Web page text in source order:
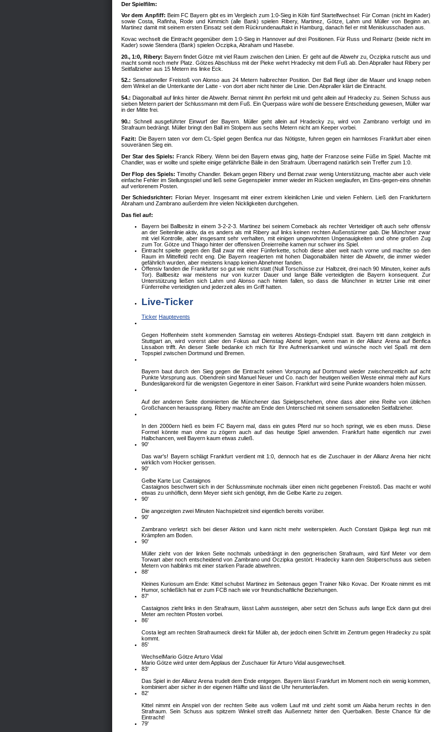
Der Spielfilm:
Vor dem Anpfiff: Beim FC Bayern gibt es im Vergleich zum 1:0-Sieg in Köln fünf Startelfwechsel: Für Coman (nicht im Kader)
sowie Costa, Rafinha, Rode und Kimmich (alle Bank) spielen Ribery, Martinez, Götze, Lahm und Müller von Beginn an.
Martinez damit mit seinem ersten Einsatz seit dem Rückrundenauftakt in Hamburg, danach fiel er mit Meniskusschaden aus.
Kovac wechselt die Eintracht gegenüber dem 1:0-Sieg in Hannover auf drei Positionen. Für Russ und Reinartz (beide nicht im
Kader) sowie Stendera (Bank) spielen Oczipka, Abraham und Hasebe.
20., 1:0, Ribery: Bayern findet Götze mit viel Raum zwischen den Linien. Er geht auf die Abwehr zu, Oczipka rutscht aus und
macht somit noch mehr Platz. Götzes Abschluss mit der Pieke wehrt Hradecky mit dem Fuß ab. Den Abpraller haut Ribery per
Seitfallzieher aus 15 Metern ins linke Eck.
52.: Sensationeller Freistoß von Alonso aus 24 Metern halbrechter Position. Der Ball fliegt über die Mauer und knapp neben
dem Winkel an die Unterkante der Latte - von dort aber nicht hinter die Linie. Den Abpraller klärt die Eintracht.
54.: Diagonalball auf links hinter die Abwehr. Bernat nimmt ihn perfekt mit und geht allein auf Hradecky zu. Seinen Schuss aus
sieben Metern pariert der Schlussmann mit dem Fuß. Ein Querpass wäre wohl die bessere Entscheidung gewesen, Müller war
in der Mitte frei.
90.: Schnell ausgeführter Einwurf der Bayern. Müller geht allein auf Hradecky zu, wird von Zambrano verfolgt und im
Strafraum bedrängt. Müller bringt den Ball im Stolpern aus sechs Metern nicht am Keeper vorbei.
Fazit: Die Bayern taten vor dem CL-Spiel gegen Benfica nur das Nötigste, fuhren gegen ein harmloses Frankfurt aber einen
souveränen Sieg ein.
Der Star des Spiels: Franck Ribery. Wenn bei den Bayern etwas ging, hatte der Franzose seine Füße im Spiel. Machte mit
Chandler, was er wollte und spielte einige gefährliche Bälle in den Strafraum. Überragend natürlich sein Treffer zum 1:0.
Der Flop des Spiels: Timothy Chandler. Bekam gegen Ribery und Bernat zwar wenig Unterstützung, machte aber auch viele
einfache Fehler im Stellungsspiel und ließ seine Gegenspieler immer wieder im Rücken weglaufen, im Eins-gegen-eins ohnehin
auf verlorenem Posten.
Der Schiedsrichter: Florian Meyer. Insgesamt mit einer extrem kleinlichen Linie und vielen Fehlern. Ließ den Frankfurtern
Abraham und Zambrano außerdem ihre vielen Nickligkeiten durchgehen.
Das fiel auf:
Bayern bei Ballbesitz in einem 3-2-2-3. Martinez bei seinem Comeback als rechter Verteidiger oft auch sehr offensiv
an der Seitenlinie aktiv, da es anders als mit Ribery auf links keinen rechten Außenstürmer gab. Die Münchner zwar
mit viel Kontrolle, aber insgesamt sehr verhalten, mit einigen ungewohnten Ungenauigkeiten und ohne großen Zug
zum Tor. Götze und Thiago hinter der offensiven Dreierreihe kamen nur schwer ins Spiel.
Eintracht spielte gegen den Ball zwar mit einer Fünferkette, schob diese aber weit nach vorne und machte so den
Raum im Mittelfeld recht eng. Die Bayern reagierten mit hohen Diagonalbällen hinter die Abwehr, die immer wieder
gefährlich wurden, aber meistens knapp keinen Abnehmer fanden.
Offensiv fanden die Frankfurter so gut wie nicht statt (Null Torschüsse zur Halbzeit, drei nach 90 Minuten, keiner aufs
Tor). Ballbesitz war meistens nur von kurzer Dauer und lange Bälle verteidigten die Bayern konsequent. Zur
Unterstützung ließen sich Lahm und Alonso nach hinten fallen, so dass die Münchner in letzter Linie mit einer
Fünferreihe verteidigten und jederzeit alles im Griff hatten.
Live-Ticker
Ticker Hauptevents
Gegen Hoffenheim steht kommenden Samstag ein weiteres Abstiegs-Endspiel statt. Bayern tritt dann zeitgleich in
Stuttgart an, wird vorerst aber den Fokus auf Dienstag Abend legen, wenn man in der Allianz Arena auf Benfica
Lissabon trifft. An dieser Stelle bedanke ich mich für Ihre Aufmerksamkeit und wünsche noch viel Spaß mit dem
Topspiel zwischen Dortmund und Bremen.
Bayern baut durch den Sieg gegen die Eintracht seinen Vorsprung auf Dortmund wieder zwischenzeitlich auf acht
Punkte Vorsprung aus. Obendrein sind Manuel Neuer und Co. nach der heutigen weißen Weste einmal mehr auf Kurs
Bundesligarekord für die wenigsten Gegentore in einer Saison. Frankfurt wird seine Punkte woanders holen müssen.
Auf der anderen Seite dominierten die Münchener das Spielgeschehen, ohne dass aber eine Reihe von üblichen
Großchancen heraussprang. Ribery machte am Ende den Unterschied mit seinem sensationellen Seitfallzieher.
In den 2000ern hieß es beim FC Bayern mal, dass ein gutes Pferd nur so hoch springt, wie es eben muss. Diese
Formel könnte man ohne zu zögern auch auf das heutige Spiel anwenden. Frankfurt hatte eigentlich nur zwei
Halbchancen, weil Bayern kaum etwas zuließ.
90'
Das war's! Bayern schlägt Frankfurt verdient mit 1:0, dennoch hat es die Zuschauer in der Allianz Arena hier nicht
wirklich vom Hocker gerissen.
90'
Gelbe Karte Luc Castaignos
Castaignos beschwert sich in der Schlussminute nochmals über einen nicht gegebenen Freistoß. Das macht er wohl
etwas zu unhöflich, denn Meyer sieht sich genötigt, ihm die Gelbe Karte zu zeigen.
90'
Die angezeigten zwei Minuten Nachspielzeit sind eigentlich bereits vorüber.
90'
Zambrano verletzt sich bei dieser Aktion und kann nicht mehr weiterspielen. Auch Constant Djakpa liegt nun mit
Krämpfen am Boden.
90'
Müller zieht von der linken Seite nochmals unbedrängt in den gegnerischen Strafraum, wird fünf Meter vor dem
Torwart aber noch entscheidend von Zambrano und Oczipka gestört. Hradecky kann den Stolperschuss aus sieben
Metern von halblinks mit einer starken Parade abwehren.
88'
Kleines Kuriosum am Ende: Kittel schubst Martinez im Seitenaus gegen Trainer Niko Kovac. Der Kroate nimmt es mit
Humor, schließlich hat er zum FCB nach wie vor freundschaftliche Beziehungen.
87'
Castaignos zieht links in den Strafraum, lässt Lahm aussteigen, aber setzt den Schuss aufs lange Eck dann gut drei
Meter am rechten Pfosten vorbei.
86'
Costa legt am rechten Strafraumeck direkt für Müller ab, der jedoch einen Schritt im Zentrum gegen Hradecky zu spät
kommt.
85'
Wechsel Mario GötzeArturo Vidal
Mario Götze wird unter dem Applaus der Zuschauer für Arturo Vidal ausgewechselt.
83'
Das Spiel in der Allianz Arena trudelt dem Ende entgegen. Bayern lässt Frankfurt im Moment noch ein wenig kommen,
kombiniert aber sicher in der eigenen Hälfte und lässt die Uhr herunterlaufen.
82'
Kittel nimmt ein Anspiel von der rechten Seite aus vollem Lauf mit und zieht somit um Alaba herum rechts in den
Strafraum. Sein Schuss aus spitzem Winkel streift das Außennetz hinter den Querbalken. Beste Chance für die
Eintracht!
79'